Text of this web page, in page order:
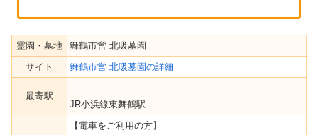
霊園・墓地
舞鶴市営 北吸墓園
サイト
舞鶴市営 北吸墓園の詳細
最寄駅
JR小浜線東舞鶴駅
【電車をご利用の方】